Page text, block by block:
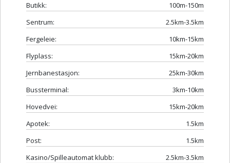
Butikk:
100m-150m
Sentrum:
2.5km-3.5km
Fergeleie:
10km-15km
Flyplass:
15km-20km
Jernbanestasjon:
25km-30km
Bussterminal:
3km-10km
Hovedvei:
15km-20km
Apotek:
1.5km
Post:
1.5km
Kasino/Spilleautomat klubb:
2.5km-3.5km